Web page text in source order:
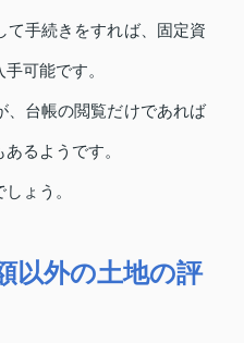
て手続きをすれば、固定資
可能です。
、台帳の閲覧だけであれば
るようです。
ょう。
以外の土地の評